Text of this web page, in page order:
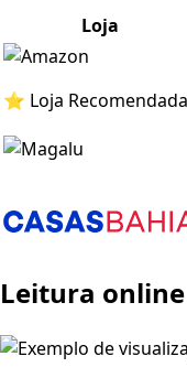
Loja
⭐ Loja Recomendada
Leitura